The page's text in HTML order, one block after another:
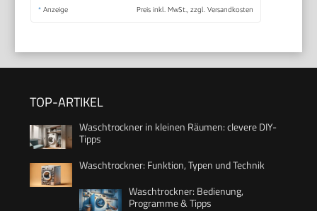
* Anzeige Preis inkl. MwSt., zzgl. Versandkosten
TOP-ARTIKEL
Waschtrockner in kleinen Räumen: clevere DIY-
Tipps
Waschtrockner: Funktion, Typen und Technik
Waschtrockner: Bedienung,
Programme & Tipps